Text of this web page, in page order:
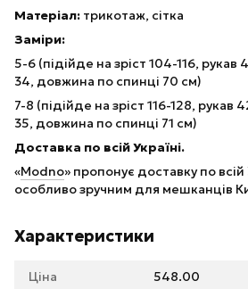
Матеріал: трикотаж, сітка
Заміри:
5-6 (підійде на зріст 104-116,
34, довжина по спинці 70 см)
7-8 (підійде на зріст 116-128,
35, довжина по спинці 71 см)
Доставка по всій Україні.
«Modno» пропонує доставку по всій
особливо зручним для мешканців
Характеристики
Ціна 548.00